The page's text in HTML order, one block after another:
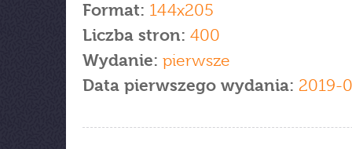
Format: 144x205
Liczba stron: 400
Wydanie: pierwsze
Data pierwszego wydania: 2019-